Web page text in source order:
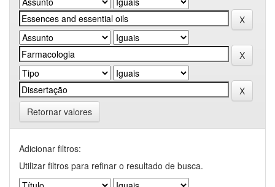
Retornar valores
Adicionar filtros:
Utilizar filtros para refinar o resultado de busca.